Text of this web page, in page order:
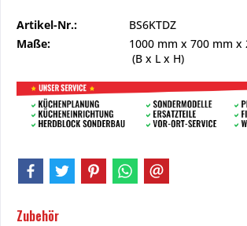
Artikel-Nr.:
BS6KTDZ
Maße:
1000 mm x 700 mm x
(B x L x H)
Zubehör